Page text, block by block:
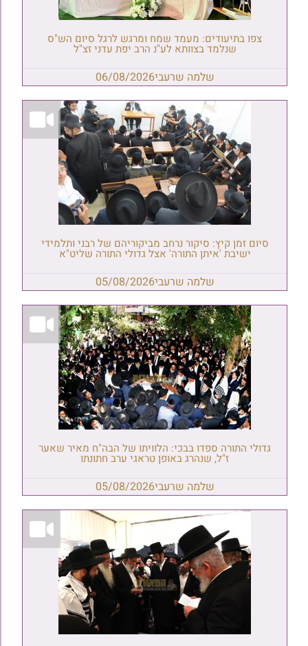
צפו בתיעודים: מעמד שמח ומרגש לרגל סיום הש"ס
שנלמד בצוותא לע"נ הרב יפת עדני זצ"ל
שלמה שרעבי06/08/2026
סיום זמן קיץ: סיקור נרחב מביקוריהם של רבני ותלמידי
ישיבת 'איתן התורה' אצל גדולי התורה שליט"א
שלמה שרעבי05/08/2026
גדולי התורה ספדו בבכי: הלוויתו של הבה"ח מאיר שאער
ז"ל, שנהרג באופן טראגי ערב חתונתו
שלמה שרעבי05/08/2026